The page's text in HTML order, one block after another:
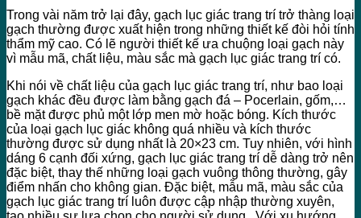
Trong vài năm trở lại đây, gạch lục giác trang trí trở thàng loại
gạch thường được xuất hiện trong những thiết kế đòi hỏi tính
thẩm mỹ cao. Có lẽ người thiết kế ưa chuộng loại gạch này
vì mẫu mã, chất liệu, màu sắc mà gạch lục giác trang trí có.
Khi nói về chất liệu của gạch lục giác trang trí, như bao loại
gạch khác đều được làm bằng gạch đá – Pocerlain, gốm,…
bề mặt được phủ một lớp men mờ hoặc bóng. Kích thước
của loại gạch lục giác không quá nhiều và kích thước
thường được sử dụng nhất là 20×23 cm. Tuy nhiên, với hình
dáng 6 cạnh đối xứng, gạch lục giác trang trí dễ dàng trở nên
đặc biệt, thay thế những loại gạch vuông thông thường, gây
điểm nhấn cho không gian. Đặc biệt, mẫu mã, màu sắc của
gạch lục giác trang trí luôn được cập nhập thường xuyên,